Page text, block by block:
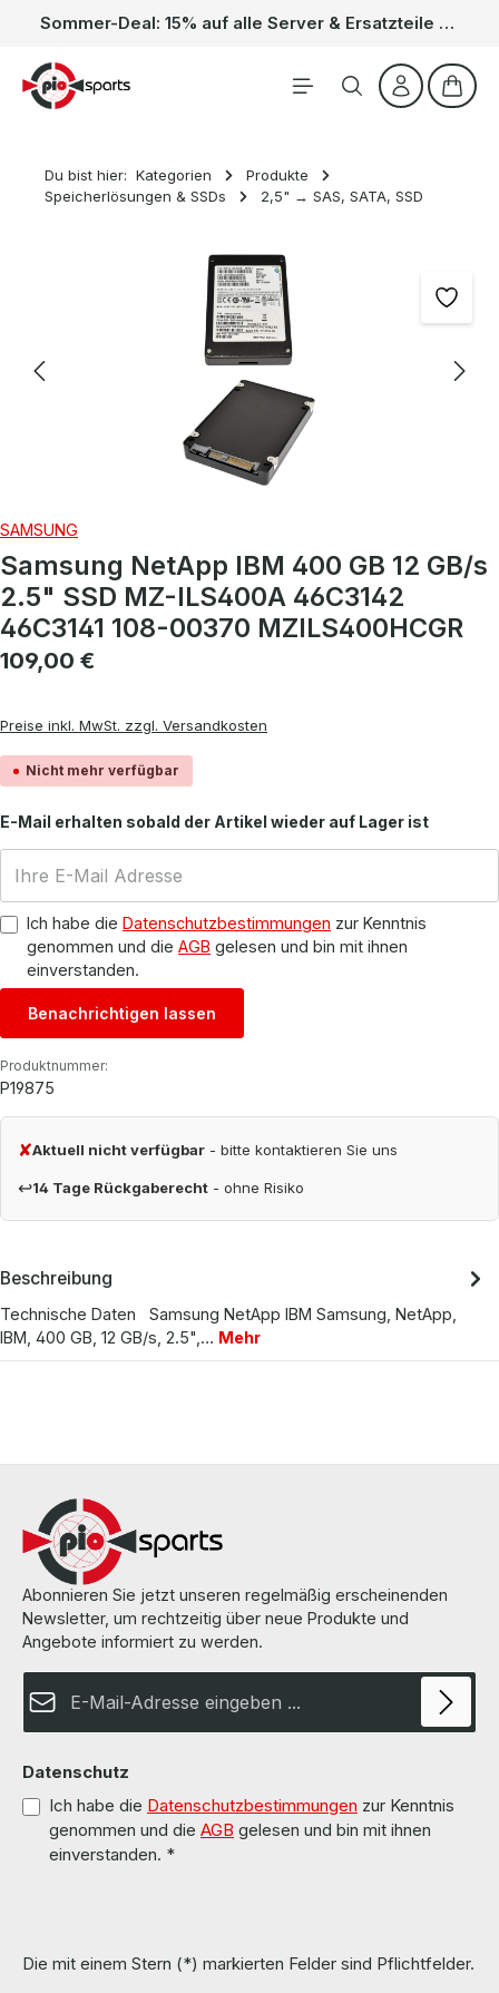
Zum Hauptinhalt springen Sommer-Deal: 15% auf alle Server & Ersatzteile – Kein Code nötig, der Rabatt wird automatisch im Warenkorb abgezogen. Gültig vom 01.06. bis 31.08.
Du bist hier: Kategorien
Produkte
Speicherlösungen & SSDs
2,5" → SAS, SATA, SSD
SAMSUNG
Samsung NetApp IBM 400 GB 12 GB/s
2.5" SSD MZ-ILS400A 46C3142
46C3141 108-00370 MZILS400HCGR
Regulärer Preis:
109,00 €
Preise inkl. MwSt. zzgl. Versandkosten
Nicht mehr verfügbar
E-Mail erhalten sobald der Artikel wieder auf Lager ist
Ich habe die Datenschutzbestimmungen zur Kenntnis
genommen und die AGB gelesen und bin mit ihnen
einverstanden.
Benachrichtigen lassen
Produktnummer:
P19875
✘Aktuell nicht verfügbar - bitte kontaktieren Sie uns
↩14 Tage Rückgaberecht - ohne Risiko
Beschreibung
Technische Daten Samsung NetApp IBM Samsung, NetApp,
IBM, 400 GB, 12 GB/s, 2.5",… Mehr
Abonnieren Sie jetzt unseren regelmäßig erscheinenden
Newsletter, um rechtzeitig über neue Produkte und
Angebote informiert zu werden.
Datenschutz
Ich habe die Datenschutzbestimmungen zur Kenntnis
genommen und die AGB gelesen und bin mit ihnen
einverstanden. *
Die mit einem Stern (*) markierten Felder sind Pflichtfelder.